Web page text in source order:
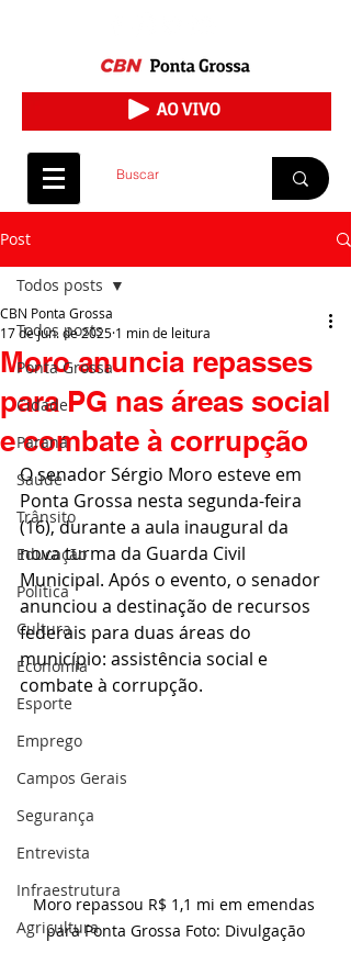
Post
Todos posts
Ponta Grossa
Cidade
Paraná
Saúde
Trânsito
Educação
Política
Cultura
Economia
Esporte
Emprego
Campos Gerais
Segurança
Entrevista
Infraestrutura
Agricultura
Todos posts
Moro anuncia repasses
para PG nas áreas social
e combate à corrupção
CBN Ponta Grossa
17 de jun. de 2025 1 min de leitura
O senador Sérgio Moro esteve em
Ponta Grossa nesta segunda-feira
(16), durante a aula inaugural da
nova turma da Guarda Civil
Municipal. Após o evento, o senador
anunciou a destinação de recursos
federais para duas áreas do
município: assistência social e
combate à corrupção.
Moro repassou R$ 1,1 mi em emendas
para Ponta Grossa Foto: Divulgação